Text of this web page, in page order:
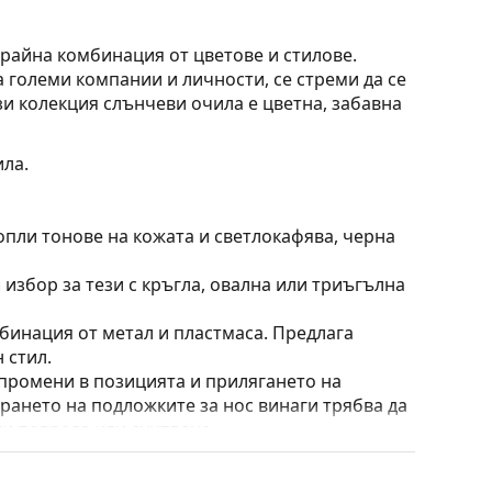
комбинация от цветове и стилове.
компании и личности, се стреми да се
слънчеви очила е цветна, забавна
тонове на кожата и светлокафява, черна
за тези с кръгла, овална или триъгълна
от метал и пластмаса. Предлага
стил.
в позицията и прилягането на
на подложките за нос винаги трябва да